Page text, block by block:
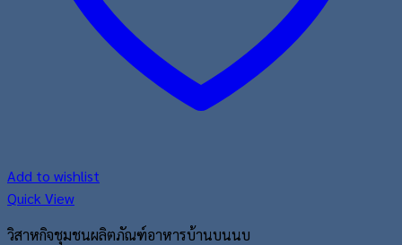
Add to wishlist
Quick View
วิสาหกิจชุมชนผลิตภัณฑ์อาหารบ้านบนนบ